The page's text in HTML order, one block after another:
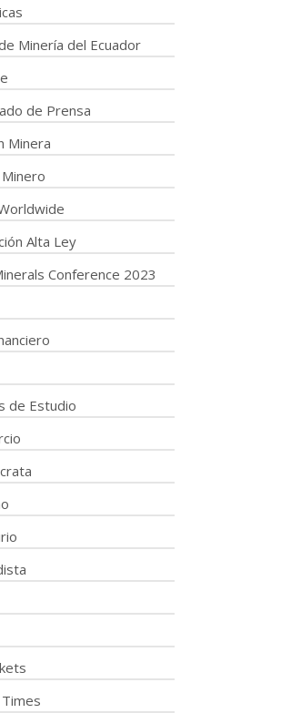
Minería del Ecuador
de Prensa
Minera
Alta Ley
Conference 2023
de Estudio
Times